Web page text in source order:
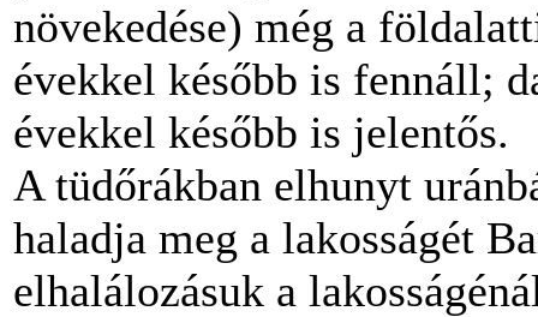
növekedése) még a
évekkel később is fennáll;
évekkel később is jelentős.
A tüdőrákban elhunyt
haladja meg a lakosságét
elhalálozásuk a